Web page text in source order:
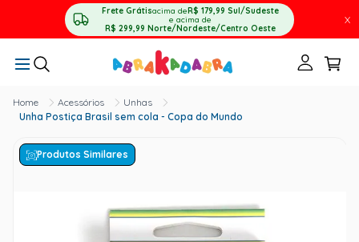
Frete Grátisacima deR$ 179,99 Sul/Sudeste
e acima de
R$ 299,99 Norte/Nordeste/Centro Oeste
X
Acessórios
Unhas
Unha Postiça Brasil sem cola - Copa do Mundo
Produtos Similares